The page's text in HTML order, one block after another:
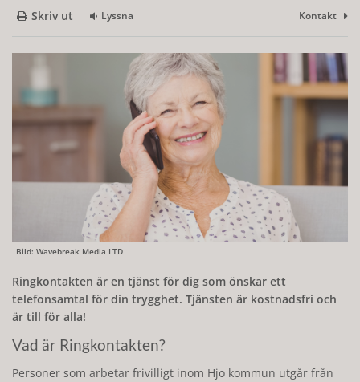
Skriv ut Lyssna Kontakt
Bild: Wavebreak Media LTD
Ringkontakten är en tjänst för dig som önskar ett
telefonsamtal för din trygghet. Tjänsten är kostnadsfri och
är till för alla!
Vad är Ringkontakten?
Personer som arbetar frivilligt inom Hjo kommun utgår från